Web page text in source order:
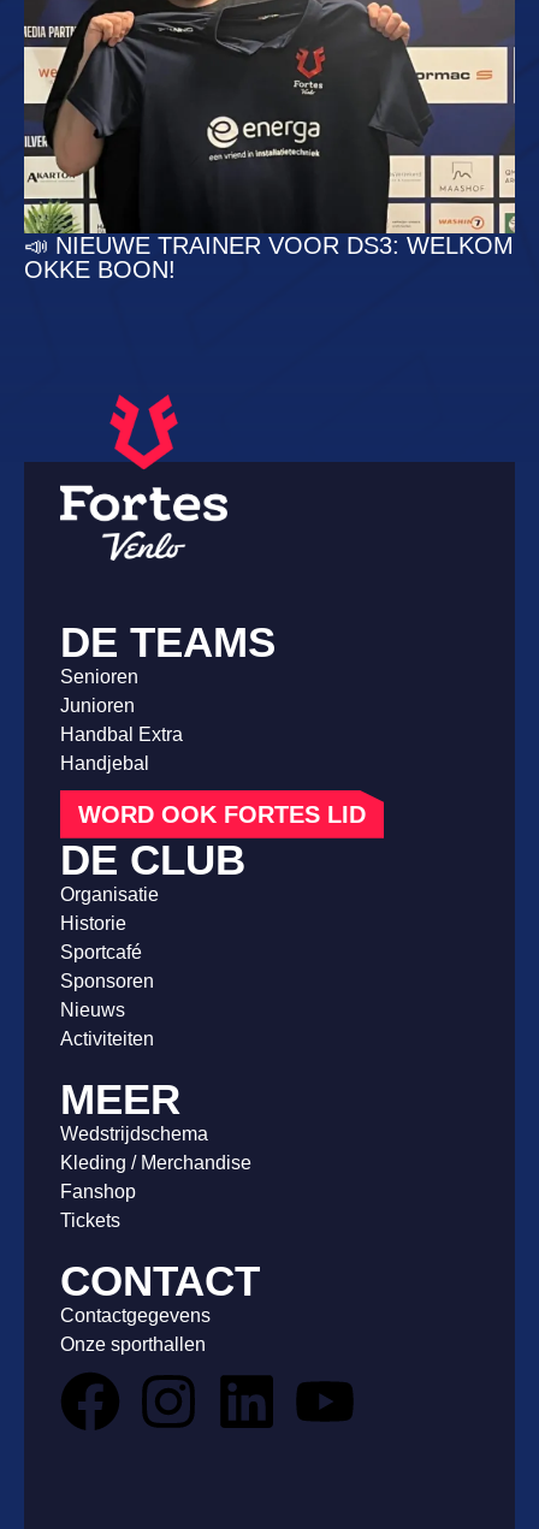
📣 NIEUWE TRAINER VOOR DS3: WELKOM
OKKE BOON!
DE TEAMS
Senioren
Junioren
Handbal Extra
Handjebal
WORD OOK FORTES LID
DE CLUB
Organisatie
Historie
Sportcafé
Sponsoren
Nieuws
Activiteiten
MEER
Wedstrijdschema
Kleding / Merchandise
Fanshop
Tickets
CONTACT
Contactgegevens
Onze sporthallen